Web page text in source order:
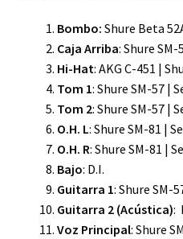
Bombo: Shure Beta
Caja Arriba: Shure
Hi-Hat: AKG C-451 |
Tom 1: Shure SM-57 |
Tom 2: Shure SM-57 |
O.H. L: Shure SM-81 |
O.H. R: Shure SM-81 |
Bajo: D.I.
Guitarra 1: Shure SM-
Guitarra 2 (Acústica):
Voz Principal: Shure